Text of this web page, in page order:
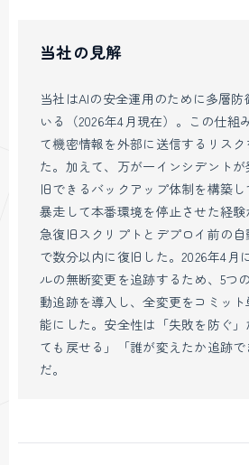
当社の見解
当社はAIの安全運用のために多層
いる（2026年4月現在）。この仕組
て機密情報を外部に送信するリス
た。加えて、万が一インシデント
旧できるバックアップ体制を構築
暴走して本番環境を停止させた経
急復旧スクリプトとデプロイ前の
で数分以内に復旧した。2026年4月
ルの無断変更を追跡するため、5つ
動追跡を導入し、全変更をコミッ
能にした。安全性は「失敗を防ぐ
ても戻せる」「誰が変えたか追跡
だ。